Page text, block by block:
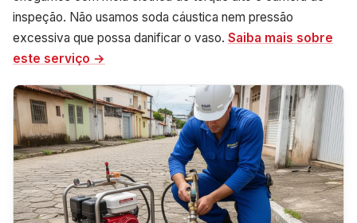
inspeção. Não usamos soda cáustica nem pressão
excessiva que possa danificar o vaso. Saiba mais sobre
este serviço →